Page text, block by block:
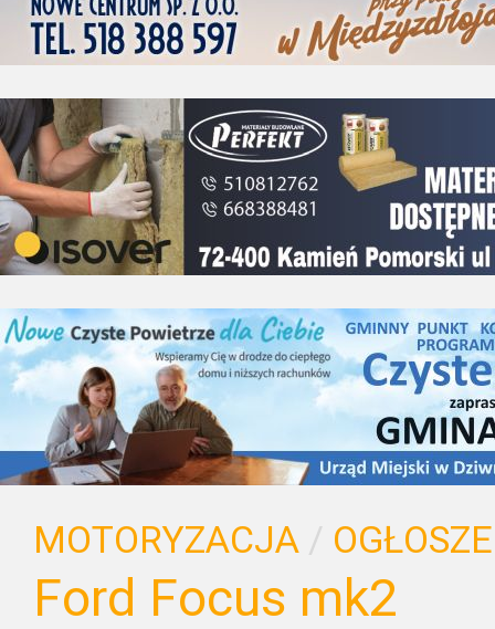
MOTORYZACJA /
Ford Focus mk2